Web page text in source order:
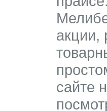
акции,
сайте